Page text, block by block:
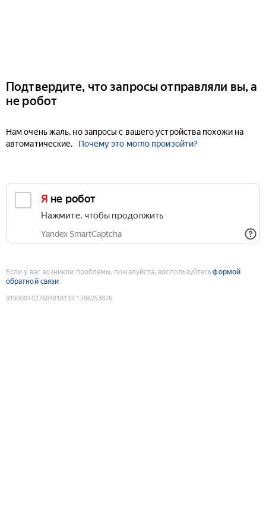
Подтвердите, что запросы отправляли вы, а
не робот
Нам очень жаль, но запросы с вашего устройства похожи на
автоматические.
Почему это могло произойти?
Я не робот
Нажмите, чтобы продолжить
Yandex SmartCaptcha
Если у вас возникли проблемы, пожалуйста, воспользуйтесьформой
обратной связи
9193004027604818133:1786253876